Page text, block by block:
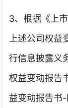
3、根据《上
上述公司权
行信息披露义
权益变动报告
益变动报告书-